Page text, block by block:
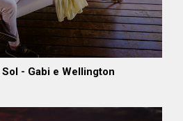
- Gabi e Wellington